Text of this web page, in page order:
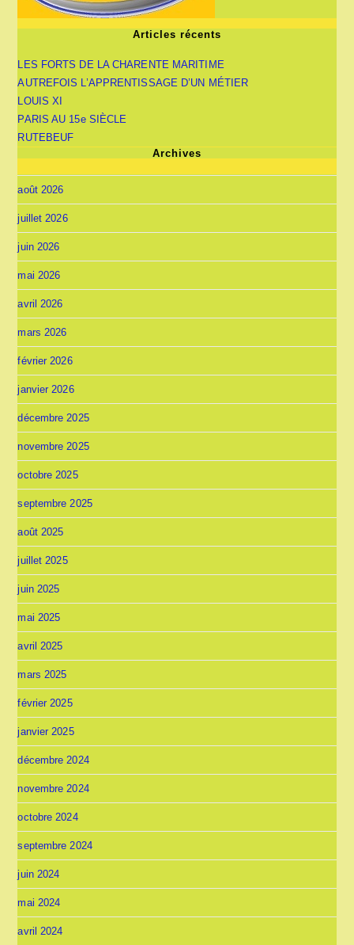
Articles récents
LES FORTS DE LA CHARENTE MARITIME
AUTREFOIS L’APPRENTISSAGE D’UN MÉTIER
LOUIS XI
PARIS AU 15e SIÈCLE
RUTEBEUF
Archives
août 2026
juillet 2026
juin 2026
mai 2026
avril 2026
mars 2026
février 2026
janvier 2026
décembre 2025
novembre 2025
octobre 2025
septembre 2025
août 2025
juillet 2025
juin 2025
mai 2025
avril 2025
mars 2025
février 2025
janvier 2025
décembre 2024
novembre 2024
octobre 2024
septembre 2024
juin 2024
mai 2024
avril 2024